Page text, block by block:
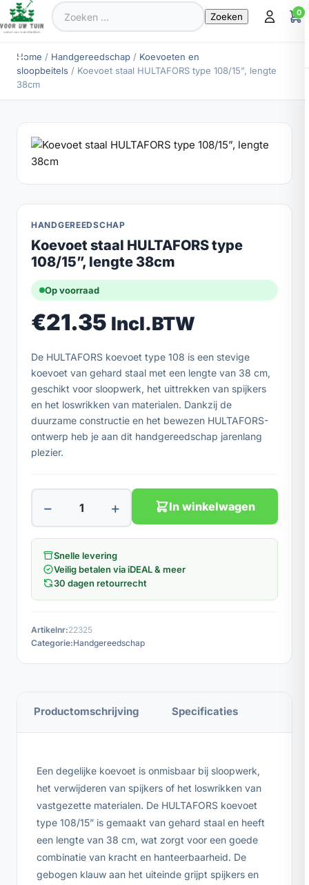
Zoeken
naar:
0
Home / Handgereedschap / Koevoeten en
sloopbeitels / Koevoet staal HULTAFORS type 108/15”, lengte
38cm
HANDGEREEDSCHAP
Koevoet staal HULTAFORS type
108/15”, lengte 38cm
Op voorraad
€21.35 Incl.BTW
De HULTAFORS koevoet type 108 is een stevige
koevoet van gehard staal met een lengte van 38 cm,
geschikt voor sloopwerk, het uittrekken van spijkers
en het loswrikken van materialen. Dankzij de
duurzame constructie en het bewezen HULTAFORS-
ontwerp heb je aan dit handgereedschap jarenlang
plezier.
− + In winkelwagen
Snelle levering
Veilig betalen via iDEAL & meer
30 dagen retourrecht
Artikelnr:22325
Categorie:Handgereedschap
Productomschrijving Specificaties
Een degelijke koevoet is onmisbaar bij sloopwerk,
het verwijderen van spijkers of het loswrikken van
vastgezette materialen. De HULTAFORS koevoet
type 108/15” is gemaakt van gehard staal en heeft
een lengte van 38 cm, wat zorgt voor een goede
combinatie van kracht en hanteerbaarheid. De
gebogen klauw aan het uiteinde grijpt spijkers en